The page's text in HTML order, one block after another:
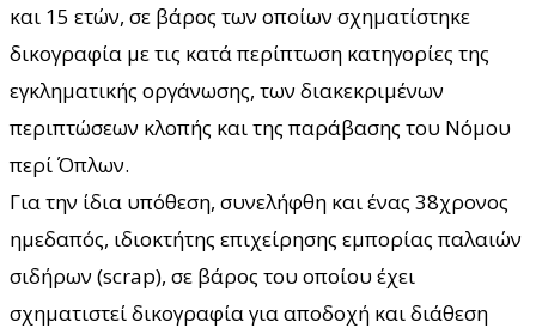
και 15 ετών, σε βάρος των οποίων σχηματίστηκε
δικογραφία με τις κατά περίπτωση κατηγορίες της
εγκληματικής οργάνωσης, των διακεκριμένων
περιπτώσεων κλοπής και της παράβασης του Νόμου
περί Όπλων.
Για την ίδια υπόθεση, συνελήφθη και ένας 38χρονος
ημεδαπός, ιδιοκτήτης επιχείρησης εμπορίας παλαιών
σιδήρων (scrap), σε βάρος του οποίου έχει
σχηματιστεί δικογραφία για αποδοχή και διάθεση